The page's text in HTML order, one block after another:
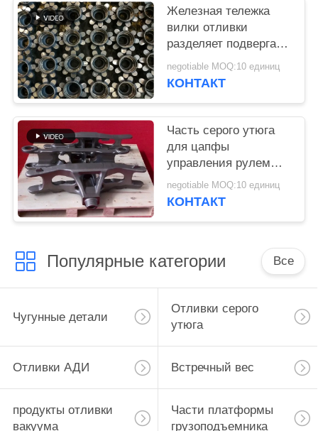
Железная тележка
вилки отливки
разделяет подвергая
механической
обработке части 10 -
negotiable MOQ:10 единиц
КОНТАКТ
Часть серого утюга
для цапфы
управления рулем
платформы
грузоподъемника без
negotiable MOQ:10 единиц
КОНТАКТ
Популярные категории Все
Чугунные детали
Отливки серого
утюга
Отливки АДИ Встречный вес
продукты отливки
вакуума
Части платформы
грузоподъемника